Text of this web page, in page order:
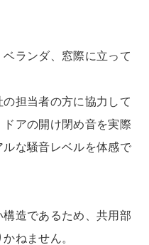
ランダ、窓際に立って
担当者の方に協力して
アの開け閉め音を実際
な騒音レベルを体感で
造であるため、共用部
ねません。